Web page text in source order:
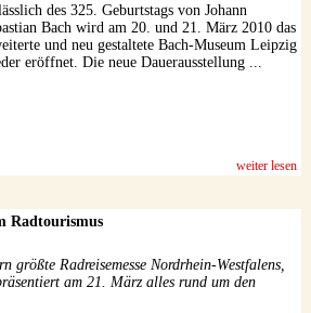
des 325. Geburtstags von Johann
Bach wird am 20. und 21. März 2010 das
und neu gestaltete Bach-Museum Leipzig
eröffnet. Die neue Dauerausstellung ...
weiter lesen
Radtourismus
größte Radreisemesse Nordrhein-Westfalens,
am 21. März alles rund um den